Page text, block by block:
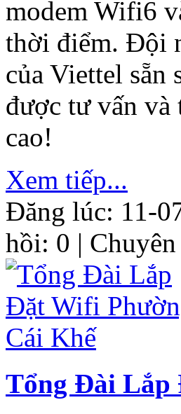
modem Wifi6
thời điểm. Đội
của Viettel sẵn
được tư vấn
cao!
Xem tiếp...
Đăng lúc: 11-
hồi: 0 |
Tổng Đài Lắp